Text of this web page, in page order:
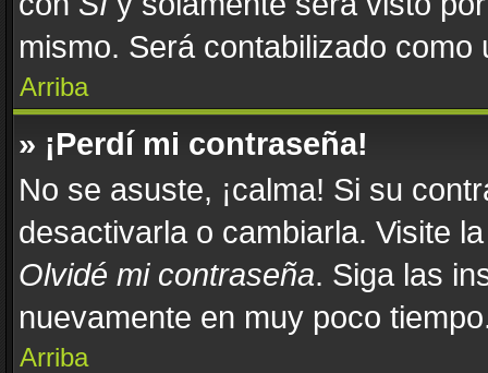
mismo. Será contabilizado como
Arriba
» ¡Perdí mi contraseña!
No se asuste, ¡calma! Si su
desactivarla o cambiarla. Visite
Olvidé mi contraseña. Siga las
nuevamente en muy poco
Arriba